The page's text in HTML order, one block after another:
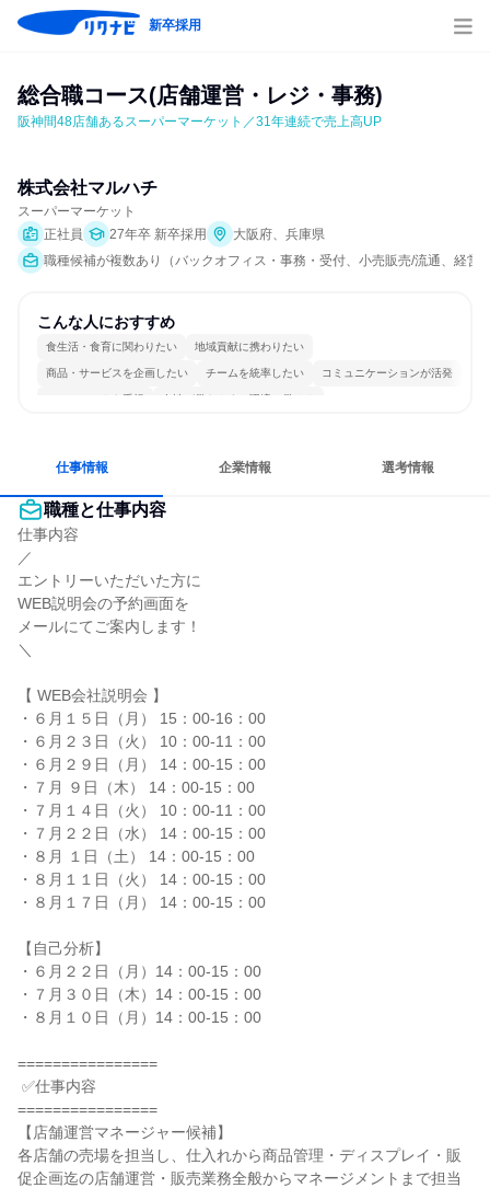
新卒採用
総合職コース(店舗運営・レジ・事務)
阪神間48店舗あるスーパーマーケット／31年連続で売上高UP
株式会社マルハチ
スーパーマーケット
正社員
27年卒 新卒採用
大阪府、兵庫県
職種候補が複数あり（バックオフィス・事務・受付、小売販売/流通、経営/
こんな人におすすめ
食生活・食育に関わりたい 地域貢献に携わりたい
商品・サービスを企画したい チームを統率したい コミュニケーションが活発
チームワークを重視 女性が働きやすい環境で働ける
仕事情報 企業情報 選考情報
職種と仕事内容
仕事内容
／
エントリーいただいた方に
WEB説明会の予約画面を
メールにてご案内します！
＼
【 WEB会社説明会 】
・６月１５日（月） 15：00-16：00
・６月２３日（火） 10：00-11：00
・６月２９日（月） 14：00-15：00
・７月 ９日（木） 14：00-15：00
・７月１４日（火） 10：00-11：00
・７月２２日（水） 14：00-15：00
・８月 １日（土） 14：00-15：00
・８月１１日（火） 14：00-15：00
・８月１７日（月） 14：00-15：00
【自己分析】
・６月２２日（月）14：00-15：00
・７月３０日（木）14：00-15：00
・８月１０日（月）14：00-15：00
================
================
【店舗運営マネージャー候補】
各店舗の売場を担当し、仕入れから商品管理・ディスプレイ・販
促企画迄の店舗運営・販売業務全般からマネージメントまで担当